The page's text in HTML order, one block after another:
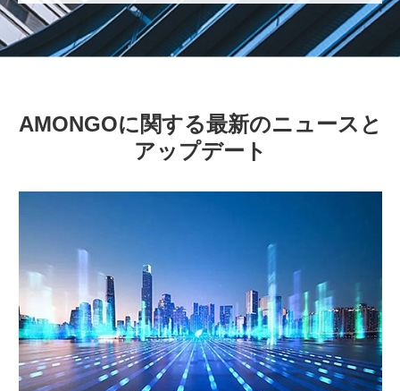
AMONGOに関する最新のニュースと
アップデート